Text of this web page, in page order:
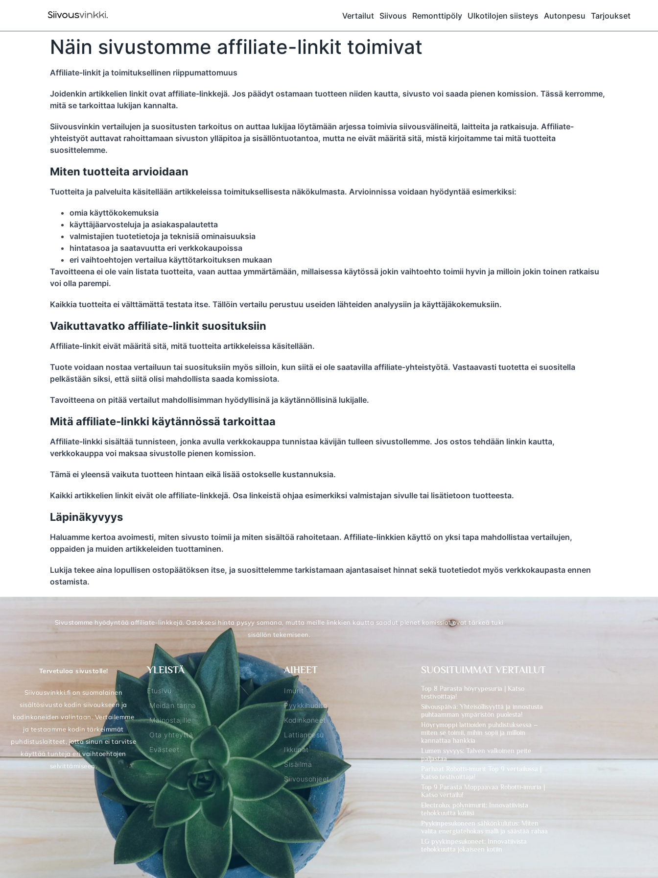
Vertailut Siivous Remonttipöly Ulkotilojen siisteys Autonpesu Tarjoukset
Näin sivustomme affiliate-linkit toimivat
Affiliate-linkit ja toimituksellinen riippumattomuus
Joidenkin artikkelien linkit ovat affiliate-linkkejä. Jos päädyt ostamaan tuotteen niiden kautta, sivusto voi saada pienen komission. Tässä kerromme,
mitä se tarkoittaa lukijan kannalta.
Siivousvinkin vertailujen ja suositusten tarkoitus on auttaa lukijaa löytämään arjessa toimivia siivousvälineitä, laitteita ja ratkaisuja. Affiliate-
yhteistyöt auttavat rahoittamaan sivuston ylläpitoa ja sisällöntuotantoa, mutta ne eivät määritä sitä, mistä kirjoitamme tai mitä tuotteita
suosittelemme.
Miten tuotteita arvioidaan
Tuotteita ja palveluita käsitellään artikkeleissa toimituksellisesta näkökulmasta. Arvioinnissa voidaan hyödyntää esimerkiksi:
omia käyttökokemuksia
käyttäjäarvosteluja ja asiakaspalautetta
valmistajien tuotetietoja ja teknisiä ominaisuuksia
hintatasoa ja saatavuutta eri verkkokaupoissa
eri vaihtoehtojen vertailua käyttötarkoituksen mukaan
Tavoitteena ei ole vain listata tuotteita, vaan auttaa ymmärtämään, millaisessa käytössä jokin vaihtoehto toimii hyvin ja milloin jokin toinen ratkaisu
voi olla parempi.
Kaikkia tuotteita ei välttämättä testata itse. Tällöin vertailu perustuu useiden lähteiden analyysiin ja käyttäjäkokemuksiin.
Vaikuttavatko affiliate-linkit suosituksiin
Affiliate-linkit eivät määritä sitä, mitä tuotteita artikkeleissa käsitellään.
Tuote voidaan nostaa vertailuun tai suosituksiin myös silloin, kun siitä ei ole saatavilla affiliate-yhteistyötä. Vastaavasti tuotetta ei suositella
pelkästään siksi, että siitä olisi mahdollista saada komissiota.
Tavoitteena on pitää vertailut mahdollisimman hyödyllisinä ja käytännöllisinä lukijalle.
Mitä affiliate-linkki käytännössä tarkoittaa
Affiliate-linkki sisältää tunnisteen, jonka avulla verkkokauppa tunnistaa kävijän tulleen sivustollemme. Jos ostos tehdään linkin kautta,
verkkokauppa voi maksaa sivustolle pienen komission.
Tämä ei yleensä vaikuta tuotteen hintaan eikä lisää ostokselle kustannuksia.
Kaikki artikkelien linkit eivät ole affiliate-linkkejä. Osa linkeistä ohjaa esimerkiksi valmistajan sivulle tai lisätietoon tuotteesta.
Läpinäkyvyys
Haluamme kertoa avoimesti, miten sivusto toimii ja miten sisältöä rahoitetaan. Affiliate-linkkien käyttö on yksi tapa mahdollistaa vertailujen,
oppaiden ja muiden artikkeleiden tuottaminen.
Lukija tekee aina lopullisen ostopäätöksen itse, ja suosittelemme tarkistamaan ajantasaiset hinnat sekä tuotetiedot myös verkkokaupasta ennen
ostamista.
Sivustomme hyödyntää affiliate-linkkejä. Ostoksesi hinta pysyy samana, mutta meille linkkien kautta saadut pienet komissiot ovat tärkeä tuki
sisällön tekemiseen.
Tervetuloa sivustolle!
Siivousvinkki.fi on suomalainen
sisältösivusto kodin siivoukseen ja
kodinkoneiden valintaan. Vertailemme
ja testaamme kodin tärkeimmät
puhdistuslaitteet, jotta sinun ei tarvitse
käyttää tunteja eri vaihtoehtojen
selvittämiseen.
YLEISTÄ
Etusivu
Meidän tarina
Mainostajille
Ota yhteyttä
Evästeet
AIHEET
Imurit
Pyykkihuolto
Kodinkoneet
Lattianpesu
Ikkunat
Sisäilma
Siivousohjeet
SUOSITUIMMAT VERTAILUT
Top 8 Parasta höyrypesuria | Katso
testivoittaja!
Siivouspäivä: Yhteisöllisyyttä ja innostusta
puhtaamman ympäristön puolesta!
Höyrymoppi lattioiden puhdistuksessa –
miten se toimii, mihin sopii ja milloin
kannattaa hankkia
Lumen syvyys: Talven valkoinen peite
paljastaa
Parhaat Robotti-imurit Top 9 vertailussa |
Katso testivoittaja!
Top 9 Parasta Moppaavaa Robotti-imuria |
Katso vertailu!
Electrolux pölynimurit: Innovatiivista
tehokkuutta kotiisi
Pyykinpesukoneen sähkönkulutus: Miten
valita energiatehokas malli ja säästää rahaa
LG pyykinpesukoneet: Innovatiivista
tehokkuutta jokaiseen kotiin